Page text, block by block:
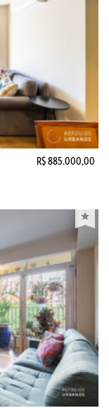
R$ 885.000,00